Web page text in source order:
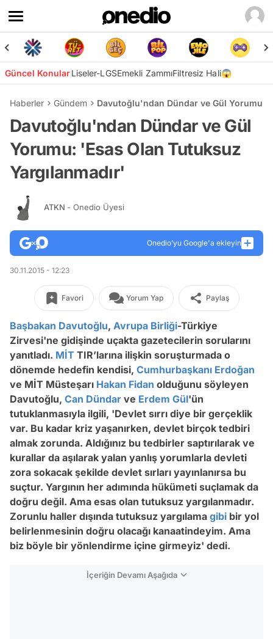
Güncel KonularLiseler-LGSEmekli ZammıFiltresiz Hali😱
Haberler Gündem Davutoğlu'ndan Dündar ve Gül Yorumu:
Davutoğlu'ndan Dündar ve Gül
Yorumu: 'Esas Olan Tutuksuz
Yargılanmadır'
ATKN - Onedio Üyesi
Onedio’yu Google'a ekleyin
30.11.2015 - 12:23
Favori Yorum Yap Paylaş
Başbakan Davutoğlu, Avrupa Birliği-Türkiye
Zirvesi'ne gidişinde uçakta gazetecilerin sorularını
yanıtladı. MİT TIR’larına ilişkin soruşturmada o
dönemde hedefin kendisi, Cumhurbaşkanı Erdoğan
ve MİT Müsteşarı Hakan Fidan olduğunu söyleyen
Davutoğlu, Can Dündar ve Erdem Gül'ün
tutuklanmasıyla ilgili, 'Devlet sırrı diye bir gerçeklik
var. Bu kadar kriz yaşanırken, devlet birçok tedbiri
almak zorunda. Aldığınız bu tedbirler saptırılarak ve
kurallar da aşılarak yalan yanlış yorumlarla devleti
zora sokacak şekilde devlet sırları yayınlanırsa bu
suçtur. Yargının her adımında hükümeti suçlamak da
doğru değil. Ama esas olan tutuksuz yargılanmadır.
Zorunlu haller dışında tutuksuz yargılama gibi bir yol
belirlenmesinin doğru olacağı kanaatindeyim. Ama
biz böyle bir yönlendirme içine girmeyiz' dedi.
İçeriğin Devamı Aşağıda